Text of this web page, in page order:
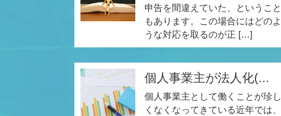
申告を間違えていた、ということ
もあります。この場合にはどのよ
うな対応を取るのが正 […]
個人事業主が法人化(...
個人事業主として働くことが珍し
くなくなってきている近年では、